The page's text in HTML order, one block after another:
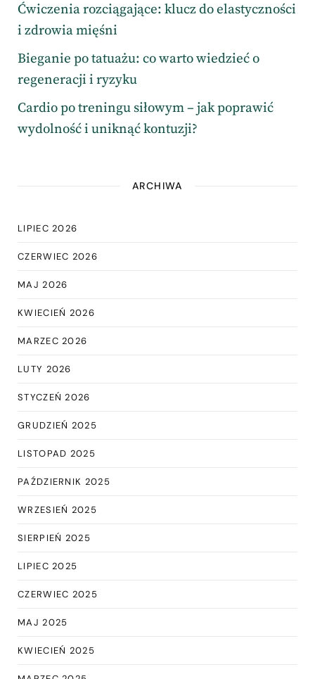
Ćwiczenia rozciągające: klucz do elastyczności
i zdrowia mięśni
Bieganie po tatuażu: co warto wiedzieć o
regeneracji i ryzyku
Cardio po treningu siłowym – jak poprawić
wydolność i uniknąć kontuzji?
ARCHIWA
LIPIEC 2026
CZERWIEC 2026
MAJ 2026
KWIECIEŃ 2026
MARZEC 2026
LUTY 2026
STYCZEŃ 2026
GRUDZIEŃ 2025
LISTOPAD 2025
PAŹDZIERNIK 2025
WRZESIEŃ 2025
SIERPIEŃ 2025
LIPIEC 2025
CZERWIEC 2025
MAJ 2025
KWIECIEŃ 2025